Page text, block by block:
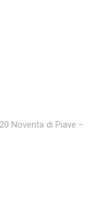
Noventa di Piave –